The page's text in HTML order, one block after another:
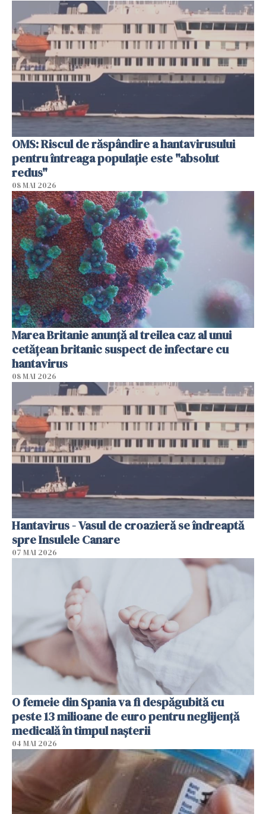
OMS: Riscul de răspândire a hantavirusului
pentru întreaga populaţie este "absolut
redus"
08 MAI 2026
Marea Britanie anunţă al treilea caz al unui
cetăţean britanic suspect de infectare cu
hantavirus
08 MAI 2026
Hantavirus - Vasul de croazieră se îndreaptă
spre Insulele Canare
07 MAI 2026
O femeie din Spania va fi despăgubită cu
peste 13 milioane de euro pentru neglijenţă
medicală în timpul naşterii
04 MAI 2026